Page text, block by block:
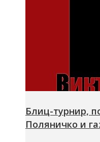
Блиц-турнир,
Поляничко и